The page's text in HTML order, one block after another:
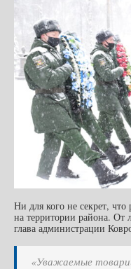
Ни для кого не секрет, что
на территории района. От
глава администрации
«Уважаемые